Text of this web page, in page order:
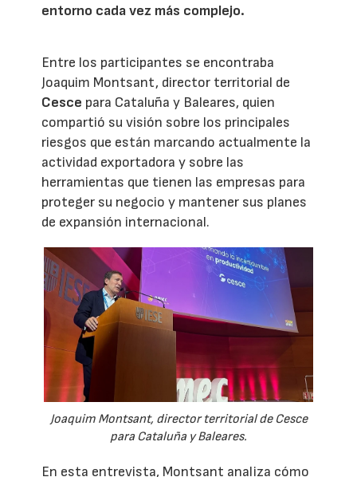
entorno cada vez más complejo.
Entre los participantes se encontraba
Joaquim Montsant, director territorial de
Cesce para Cataluña y Baleares, quien
compartió su visión sobre los principales
riesgos que están marcando actualmente la
actividad exportadora y sobre las
herramientas que tienen las empresas para
proteger su negocio y mantener sus planes
de expansión internacional.
Joaquim Montsant, director territorial de Cesce
para Cataluña y Baleares.
En esta entrevista, Montsant analiza cómo